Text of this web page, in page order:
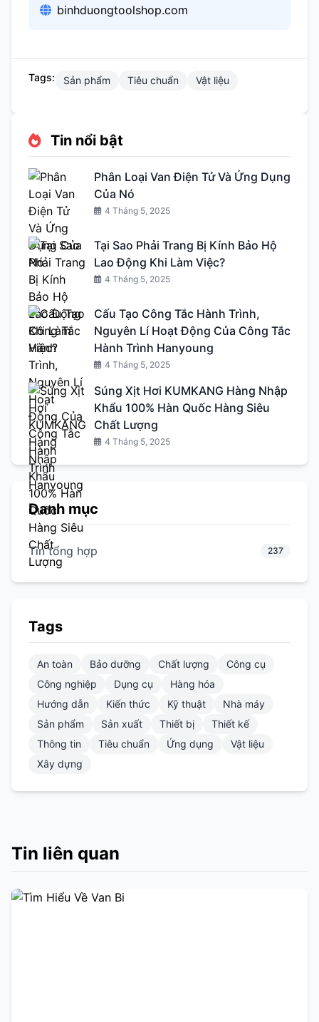
binhduongtoolshop.com
Tags: Sản phẩm Tiêu chuẩn Vật liệu
Tin nổi bật
Phân Loại Van Điện Tử Và Ứng Dụng
Của Nó
4 Tháng 5, 2025
Tại Sao Phải Trang Bị Kính Bảo Hộ
Lao Động Khi Làm Việc?
4 Tháng 5, 2025
Cấu Tạo Công Tắc Hành Trình,
Nguyên Lí Hoạt Động Của Công Tắc
Hành Trình Hanyoung
4 Tháng 5, 2025
Súng Xịt Hơi KUMKANG Hàng Nhập
Khẩu 100% Hàn Quốc Hàng Siêu
Chất Lượng
4 Tháng 5, 2025
Danh mục
Tin tổng hợp 237
Tags
An toàn Bảo dưỡng Chất lượng
Công cụ
Công nghiệp
Dụng cụ
Hàng hóa
Hướng dẫn
Kiến thức Kỹ thuật
Nhà máy
Sản phẩm
Sản xuất Thiết bị
Thiết kế
Thông tin
Tiêu chuẩn Ứng dụng
Vật liệu
Xây dựng
Tin liên quan